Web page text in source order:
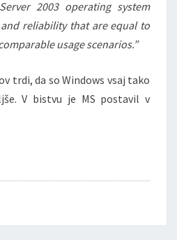
2003 operating system
reliability that are equal to
usage scenarios.”
trdi, da so Windows vsaj tako
V bistvu je MS postavil v